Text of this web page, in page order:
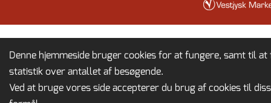
Denne hjemmeside bruger cookies for at fungere, samt til at
statistik over antallet af besøgende.
Ved at bruge vores side accepterer du brug af cookies til